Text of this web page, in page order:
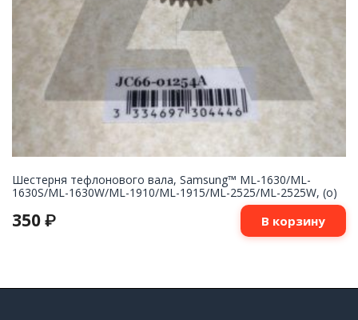
Шестерня тефлонового вала, Samsung™ ML-1630/ML-
1630S/ML-1630W/ML-1910/ML-1915/ML-2525/ML-2525W, (о)
350 ₽ В корзину